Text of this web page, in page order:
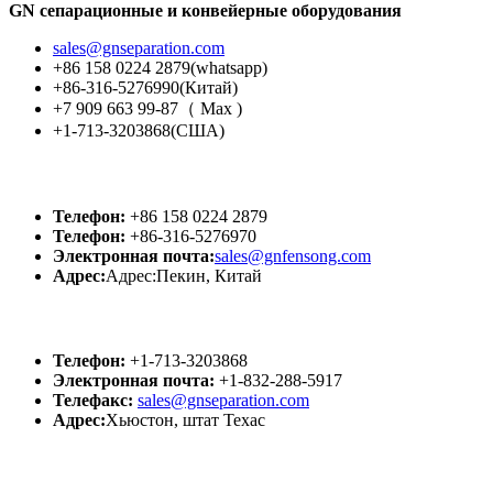
GN сепарационные и конвейерные оборудования
sales@gnseparation.com
+86 158 0224 2879(whatsapp)
+86-316-5276990(Китай)
+7 909 663 99-87（ Мах )
+1-713-3203868(США)
Телефон: +86 158 0224 2879
Телефон: +86-316-5276970
Электронная почта:sales@gnfensong.com
Адрес:Адрес:Пекин, Китай
Телефон: +1-713-3203868
Электронная почта: +1-832-288-5917
Телефакс: sales@gnseparation.com
Адрес:Хьюстон, штат Техас